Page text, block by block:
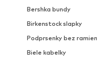
Bershka bundy
Birkenstock slapky
Podprsenky bez
Biele kabelky